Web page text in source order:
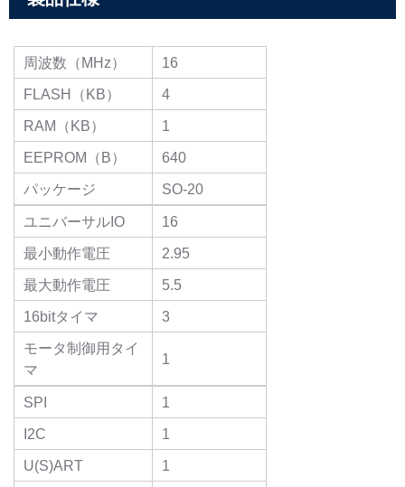
周波数（MHz）
16
FLASH（KB）
4
RAM（KB）
1
EEPROM（B）
640
パッケージ
SO-20
ユニバーサルIO
16
最小動作電圧
2.95
最大動作電圧
5.5
16bitタイマ
3
モータ制御用タイ
マ
1
SPI
1
I2C
1
U(S)ART
1